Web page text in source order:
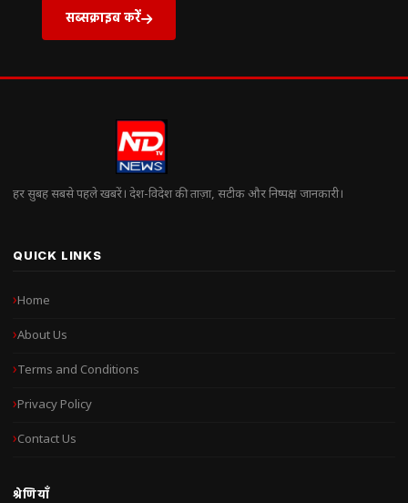
सब्सक्राइब करें
हर सुबह सबसे पहले खबरें। देश-विदेश की ताज़ा, सटीक और निष्पक्ष जानकारी।
QUICK LINKS
Home
About Us
Terms and Conditions
Privacy Policy
Contact Us
श्रेणियाँ